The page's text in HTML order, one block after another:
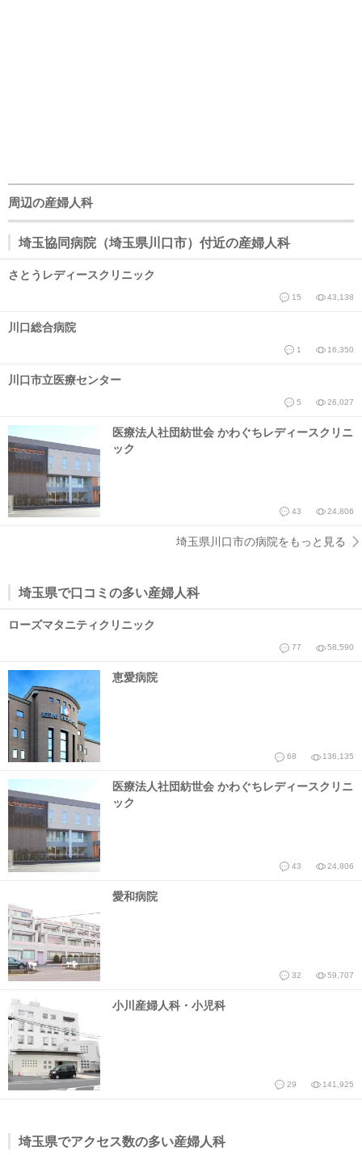
周辺の産婦人科
埼玉協同病院（埼玉県川口市）付近の産婦人科
さとうレディースクリニック
15 43,138
川口総合病院
1 16,350
川口市立医療センター
5 26,027
医療法人社団紡世会 かわぐちレディースクリニ
ック
43 24,806
埼玉県川口市の病院をもっと見る
埼玉県で口コミの多い産婦人科
ローズマタニティクリニック
77 58,590
恵愛病院
68 136,135
医療法人社団紡世会 かわぐちレディースクリニ
ック
43 24,806
愛和病院
32 59,707
小川産婦人科・小児科
29 141,925
埼玉県でアクセス数の多い産婦人科